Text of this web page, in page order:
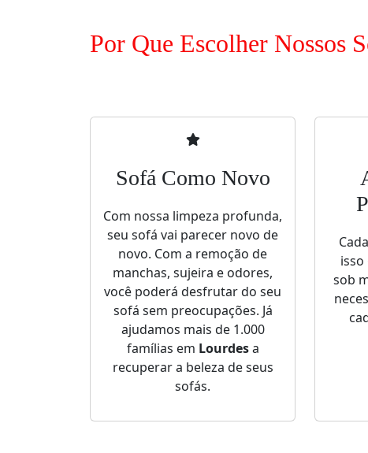
Por Que Escolher Nossos
Sofá Como Novo
Com nossa limpeza profunda,
seu sofá vai parecer novo de
novo. Com a remoção de
manchas, sujeira e odores,
você poderá desfrutar do seu
sofá sem preocupações. Já
ajudamos mais de 1.000
famílias em Lourdesa
recuperar a beleza de seus
sofás.
sob